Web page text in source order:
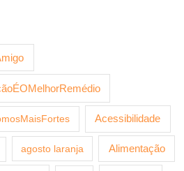
Acessibilidade
agosto laranja Alimentação